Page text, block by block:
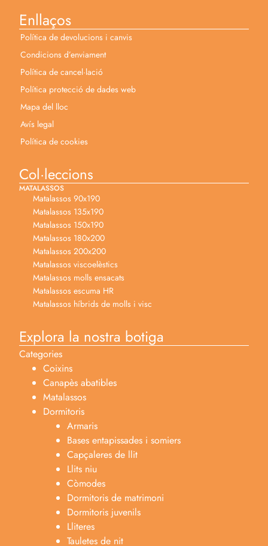
Enllaços
Política de devolucions i canvis
Condicions d’enviament
Política de cancel·lació
Política protecció de dades web
Mapa del lloc
Avís legal
Política de cookies
Col·leccions
MATALASSOS
Matalassos 90x190
Matalassos 135x190
Matalassos 150x190
Matalassos 180x200
Matalassos 200x200
Matalassos viscoelèstics
Matalassos molls ensacats
Matalassos escuma HR
Matalassos híbrids de molls i visc
Explora la nostra botiga
Categories
Coixins
Canapès abatibles
Matalassos
Dormitoris
Armaris
Bases entapissades i somiers
Capçaleres de llit
Llits niu
Còmodes
Dormitoris de matrimoni
Dormitoris juvenils
Lliteres
Tauletes de nit